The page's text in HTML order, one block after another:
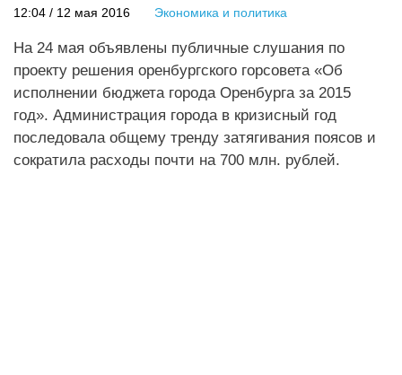
12:04 / 12 мая 2016 Экономика и политика
На 24 мая объявлены публичные слушания по
проекту решения оренбургского горсовета «Об
исполнении бюджета города Оренбурга за 2015
год». Администрация города в кризисный год
последовала общему тренду затягивания поясов и
сократила расходы почти на 700 млн. рублей.